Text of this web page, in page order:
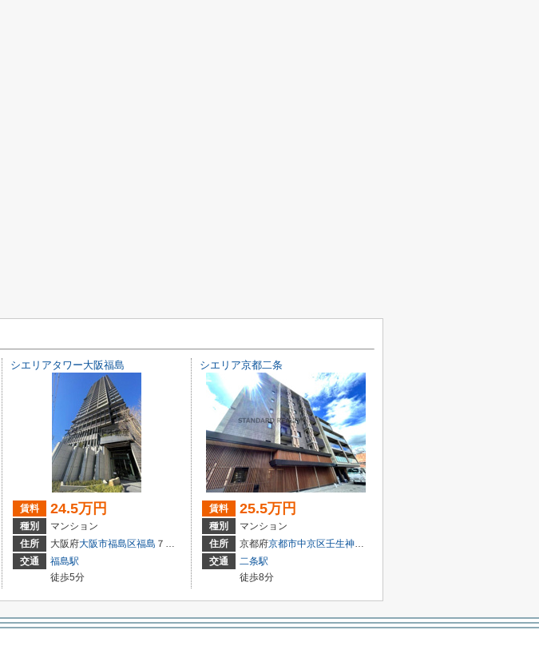
１丁目6-7
シエリアタワー大阪福島
賃料 24.5万円
種別
マンション
住所
大阪府大阪市福島区福島 ７丁目18-20
交通
福島駅
徒歩5分
シエリア京都二条
賃料 25.5万円
種別
マンション
住所
京都府京都市中京区壬生神明町
交通
二条駅
徒歩8分